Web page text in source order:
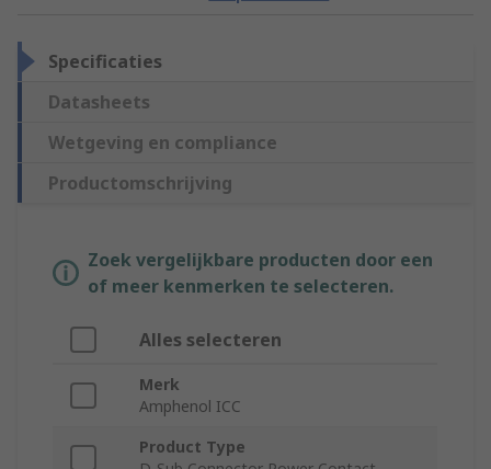
Specificaties
Datasheets
Wetgeving en compliance
Productomschrijving
Zoek vergelijkbare producten door een
of meer kenmerken te selecteren.
Alles selecteren
Merk
Amphenol ICC
Product Type